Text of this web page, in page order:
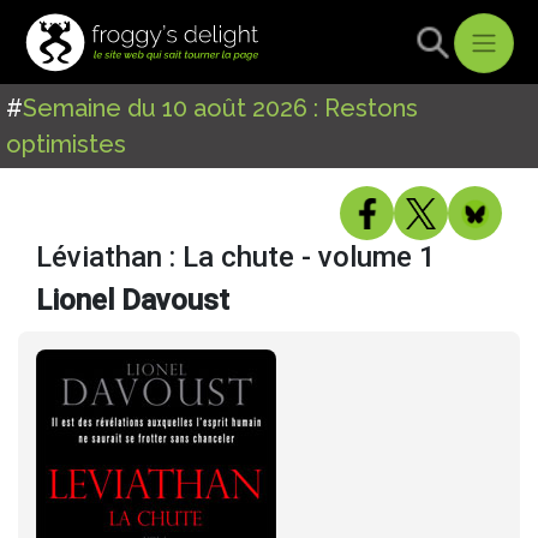
#Semaine du 10 août 2026 : Restons
optimistes
Léviathan : La chute - volume 1
Lionel Davoust